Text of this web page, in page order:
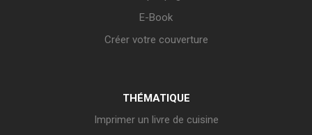
E-Book
Créer votre couverture
THÉMATIQUE
Imprimer un livre de cuisine